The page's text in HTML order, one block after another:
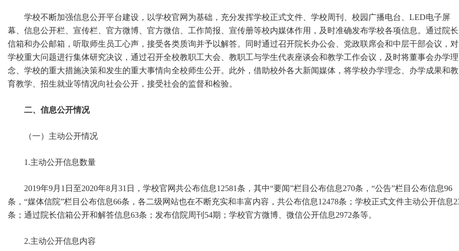
学校不断加强信息公开平台建设，以学校官网为基础，充分发挥学校正式文件、学校周刊、校园广播电台、LED电子屏
幕、信息公开栏、宣传栏、官方微博、官方微信、工作简报、宣传册等校内媒体作用，及时准确发布学校各项信息。通过院长
信箱和办公邮箱，听取师生员工心声，接受各类质询并予以解答。同时通过召开院长办公会、党政联席会和中层干部会议，对
学校重大问题进行集体研究决议，通过召开全校教职工大会、教职工与学生代表座谈会和教学工作会议，及时将董事会办学理
念、学校的重大措施决策和发生的重大事情向全校师生公开。此外，借助校外各大新闻媒体，将学校办学理念、办学成果和教
育教学、招生就业等情况向社会公开，接受社会的监督和检验。
二、信息公开情况
（一）主动公开情况
1.主动公开信息数量
2019年9月1日至2020年8月31日，学校官网共公布信息12581条，其中“要闻”栏目公布信息270条，“公告”栏目公布信息96
条，“媒体信院”栏目公布信息66条，各二级网站也在不断充实和丰富内容，共公布信息12478条；学校正式文件主动公开信息
条；通过院长信箱公开和解答信息63条；发布信院周刊54期；学校官方微博、微信公开信息2972条等。
2.主动公开信息内容